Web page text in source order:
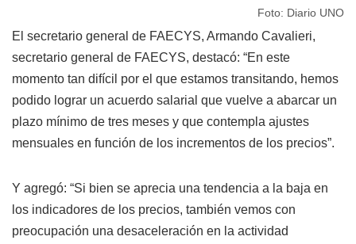
Foto: Diario UNO
El secretario general de FAECYS, Armando Cavalieri,
secretario general de FAECYS, destacó: “En este
momento tan difícil por el que estamos transitando, hemos
podido lograr un acuerdo salarial que vuelve a abarcar un
plazo mínimo de tres meses y que contempla ajustes
mensuales en función de los incrementos de los precios”.
Y agregó: “Si bien se aprecia una tendencia a la baja en
los indicadores de los precios, también vemos con
preocupación una desaceleración en la actividad